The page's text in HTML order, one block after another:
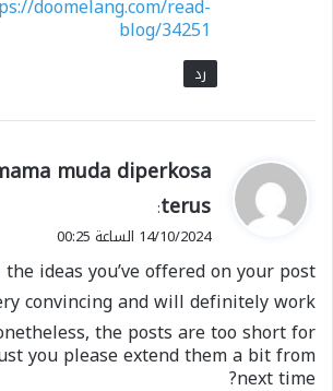
doomelang.com/read-
blog/34251
رد
ي
و
ل
muda diperkosa
terus
:
14/10/2024 الساعة 00:25
ideas you’ve offered on your post.
convincing and will definitely work.
the posts are too short for
you please extend them a bit from
next time?